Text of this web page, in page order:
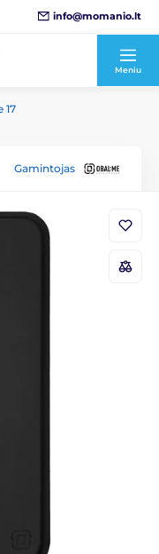
info@momanio.lt
Meniu
17
Gamintojas